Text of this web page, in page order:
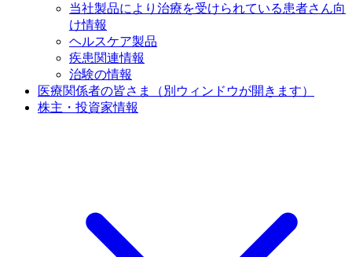
当社製品により治療を受けられている患者さん向
け情報
ヘルスケア製品
疾患関連情報
治験の情報
医療関係者の皆さま
（別ウィンドウが開きます）
株主・投資家情報